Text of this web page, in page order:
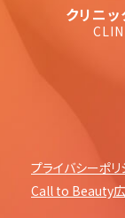
クリニ
プライバシーポリ
Call to Beauty